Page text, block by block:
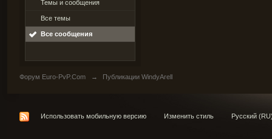
Темы и сообщения
Все темы
Все сообщения
Форум Euro-PvP.Com → Публикации WindyArell
Использовать мобильную версию Изменить стиль Русский